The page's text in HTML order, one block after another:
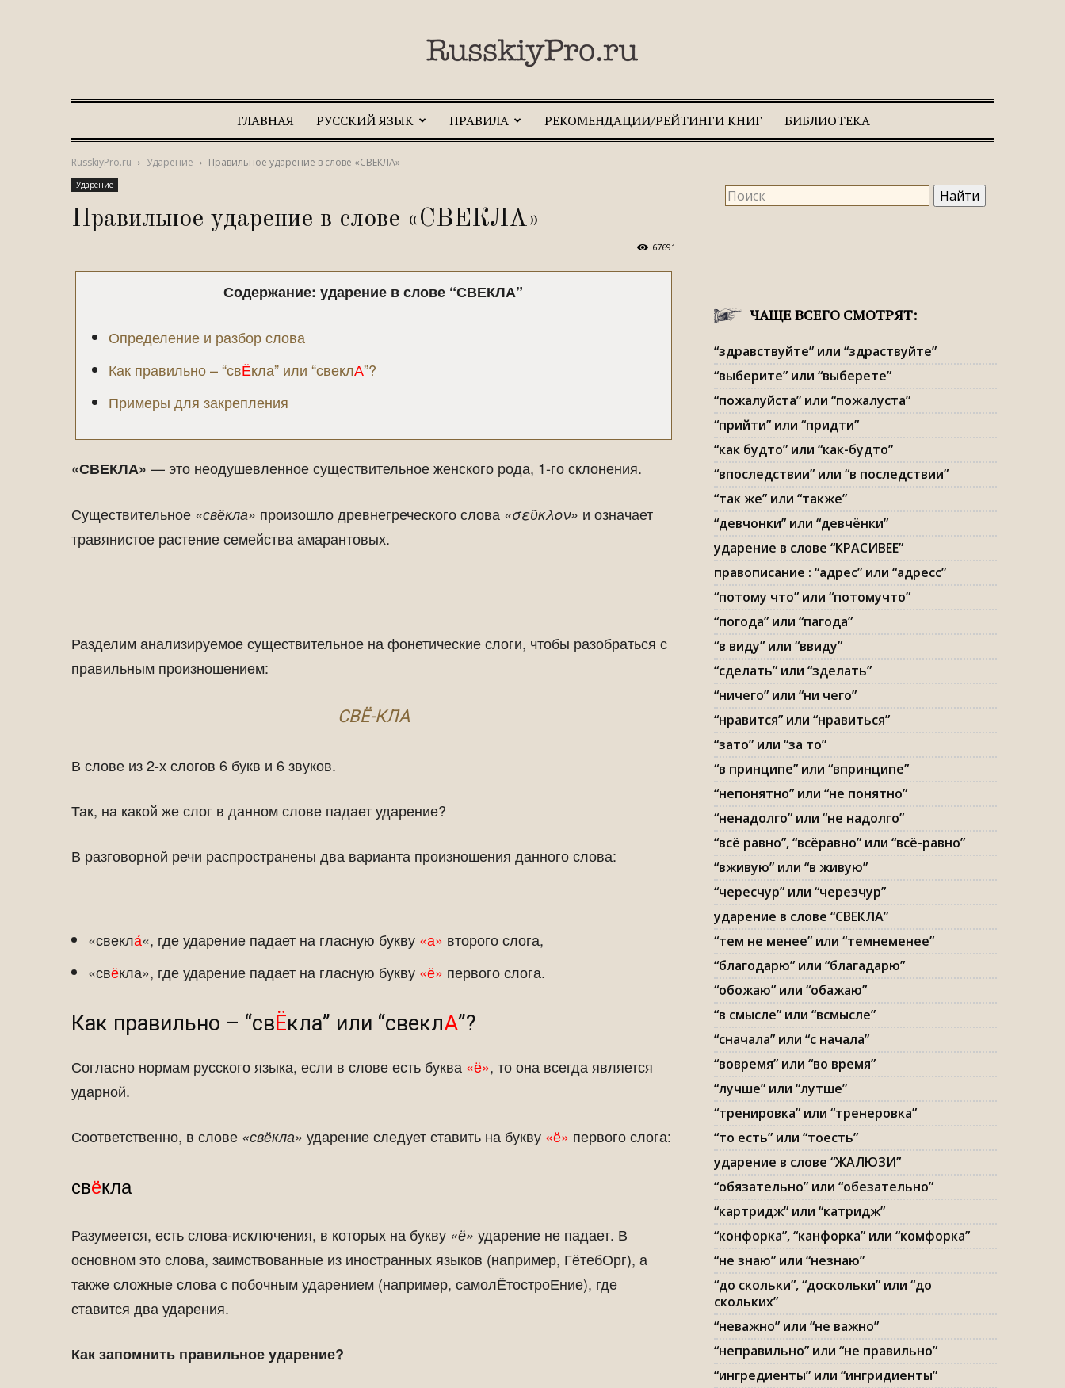
RusskiyPro.ru
ГЛАВНАЯ РУССКИЙ ЯЗЫК ПРАВИЛА РЕКОМЕНДАЦИИ/РЕЙТИНГИ КНИГ БИБЛИОТЕКА
RusskiyPro.ru Ударение Правильное ударение в слове «СВЕКЛА»
Ударение
Правильное ударение в слове «СВЕКЛА»
67691
Содержание: ударение в слове “СВЕКЛА”
Определение и разбор слова
Как правильно – “свЁкла” или “свеклА”?
Примеры для закрепления
«СВЕКЛА» — это неодушевленное существительное женского рода, 1-го склонения.
Существительное «свёкла» произошло древнегреческого слова «σεῦκλον» и означает
травянистое растение семейства амарантовых.
Разделим анализируемое существительное на фонетические слоги, чтобы разобраться с
правильным произношением:
СВЁ-КЛА
В слове из 2-х слогов 6 букв и 6 звуков.
Так, на какой же слог в данном слове падает ударение?
В разговорной речи распространены два варианта произношения данного слова:
«свекла́«, где ударение падает на гласную букву «а» второго слога,
«свёкла», где ударение падает на гласную букву «ё» первого слога.
Как правильно – “свЁкла” или “свеклА”?
Согласно нормам русского языка, если в слове есть буква «ё», то она всегда является
ударной.
Соответственно, в слове «свёкла» ударение следует ставить на букву «ё» первого слога:
свёкла
Разумеется, есть слова-исключения, в которых на букву «ё» ударение не падает. В
основном это слова, заимствованные из иностранных языков (например, ГётебОрг), а
также сложные слова с побочным ударением (например, самолЁтостроЕние), где
ставится два ударения.
Как запомнить правильное ударение?
ЧАЩЕ ВСЕГО СМОТРЯТ:
“здравствуйте” или “здраствуйте”
“выберите” или “выберете”
“пожалуйста” или “пожалуста”
“прийти” или “придти”
“как будто” или “как-будто”
“впоследствии” или “в последствии”
“так же” или “также”
“девчонки” или “девчёнки”
ударение в слове “КРАСИВЕЕ”
правописание : “адрес” или “адресс”
“потому что” или “потомучто”
“погода” или “пагода”
“в виду” или “ввиду”
“сделать” или “зделать”
“ничего” или “ни чего”
“нравится” или “нравиться”
“зато” или “за то”
“в принципе” или “впринципе”
“непонятно” или “не понятно”
“ненадолго” или “не надолго”
“всё равно”, “всёравно” или “всё-равно”
“вживую” или “в живую”
“чересчур” или “черезчур”
ударение в слове “СВЕКЛА”
“тем не менее” или “темнеменее”
“благодарю” или “благадарю”
“обожаю” или “обажаю”
“в смысле” или “всмысле”
“сначала” или “с начала”
“вовремя” или “во время”
“лучше” или “лутше”
“тренировка” или “тренеровка”
“то есть” или “тоесть”
ударение в слове “ЖАЛЮЗИ”
“обязательно” или “обезательно”
“картридж” или “катридж”
“конфорка”, “канфорка” или “комфорка”
“не знаю” или “незнаю”
“до скольки”, “доскольки” или “до
скольких”
“неважно” или “не важно”
“неправильно” или “не правильно”
“ингредиенты” или “ингридиенты”